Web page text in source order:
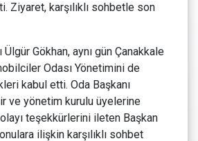
Ziyaret, karşılıklı sohbetle son
Gökhan, aynı gün Çanakkale
Odası Yönetimini de
kabul etti. Oda Başkanı
ve yönetim kurulu üyelerine
teşekkürlerini ileten Başkan
ilişkin karşılıklı sohbet